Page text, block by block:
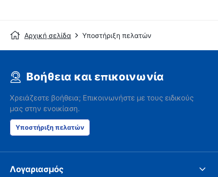
Αρχική σελίδα Υποστήριξη πελατών
Βοήθεια και επικοινωνία
Χρειάζεστε βοήθεια; Επικοινωνήστε με τους ειδικούς
μας στην ενοικίαση.
Υποστήριξη πελατών
Λογαριασμός